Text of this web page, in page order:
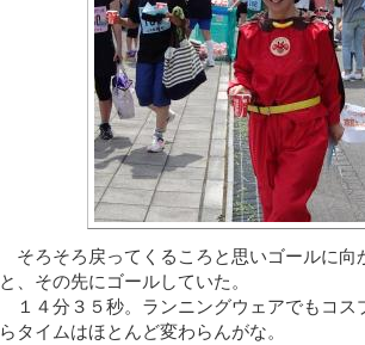
そろそろ戻ってくるころと思いゴールに向
と、その先にゴールしていた。
１４分３５秒。ランニングウェアでもコス
らタイムはほとんど変わらんがな。